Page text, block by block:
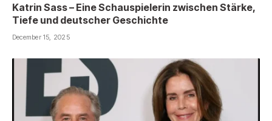
Katrin Sass – Eine Schauspielerin zwischen Stärke,
Tiefe und deutscher Geschichte
December 15, 2025